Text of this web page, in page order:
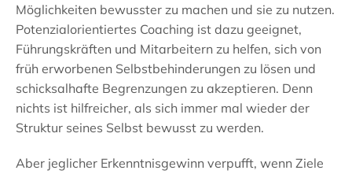
Möglichkeiten bewusster zu machen und sie zu nutzen.
Potenzialorientiertes Coaching ist dazu geeignet,
Führungskräften und Mitarbeitern zu helfen, sich von
früh erworbenen Selbstbehinderungen zu lösen und
schicksalhafte Begrenzungen zu akzeptieren. Denn
nichts ist hilfreicher, als sich immer mal wieder der
Struktur seines Selbst bewusst zu werden.
Aber jeglicher Erkenntnisgewinn verpufft, wenn Ziele